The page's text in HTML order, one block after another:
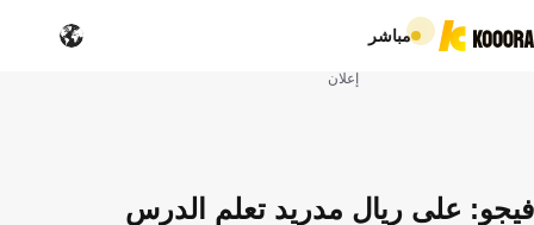
مباشر
إعلان
فيجو: على ريال مدريد تعلم الدرس